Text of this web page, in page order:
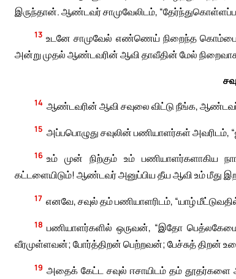
இருந்தான். ஆண்டவர் சாமுவேலிடம்,
13 உடனே சாமுவேல் எண்ணெய் நிறைந்த கொம்பை
அன்று முதல் ஆண்டவரின் ஆவி தாவீதின் மேல் நிறைவாக
14 ஆண்டவரின் ஆவி சவுலை விட்டு நீங்க,
15 அப்பபொழுது சவுலின் பணியாளர்கள்
16 உம் முன் நிற்கும் உம்
கட்டளையிடும்! ஆண்டவர் அனுப்பிய தீய ஆவி உம் மீது
17 எனவே, சவுல் தம் பணியாளரிடம், “யாழ்
18 பணியாளர்களில் ஒருவன், “இதோ
வீரமுள்ளவன்; போர்த்திறன் பெற்றவன்; பேச்சுத்
19 அதைக் கேட்ட சவுல் ஈசாயிடம் தம் தூதர்களை